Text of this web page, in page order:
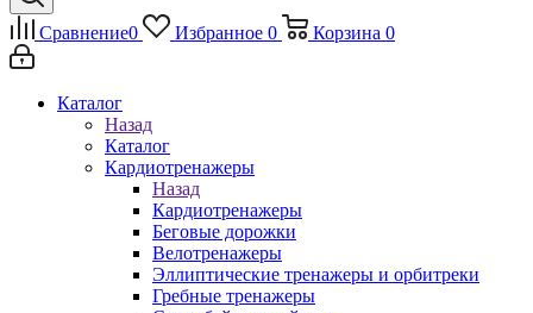
Сравнение0 Избранное 0 Корзина 0
Каталог
Назад
Каталог
Кардиотренажеры
Назад
Кардиотренажеры
Беговые дорожки
Велотренажеры
Эллиптические тренажеры и орбитреки
Гребные тренажеры